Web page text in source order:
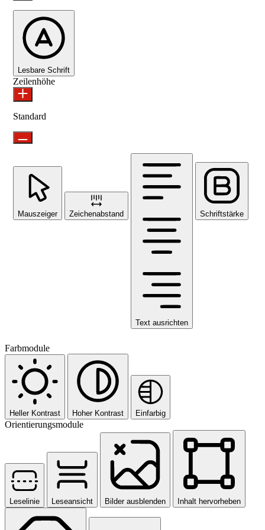
Lesbare Schrift
Zeilenhöhe
Standard
Mauszeiger Zeichenabstand
Text ausrichten
Schriftstärke
Farbmodule
Heller Kontrast Hoher Kontrast Einfarbig
Orientierungsmodule
Leselinie Leseansicht Bilder ausblenden Inhalt hervorheben